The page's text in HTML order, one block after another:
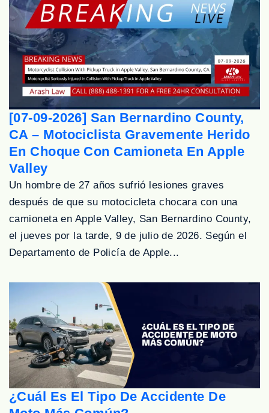
[07-09-2026] San Bernardino County,
CA – Motociclista Gravemente Herido
En Choque Con Camioneta En Apple
Valley
Un hombre de 27 años sufrió lesiones graves
después de que su motocicleta chocara con una
camioneta en Apple Valley, San Bernardino County,
el jueves por la tarde, 9 de julio de 2026. Según el
Departamento de Policía de Apple...
¿Cuál Es El Tipo De Accidente De